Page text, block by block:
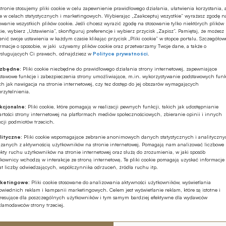
stosujemy pliki cookie w celu zapewnienie prawidłowego działania, ułatwienia korzystania, a
w celach statystycznych i marketingowych. Wybierając „Zaakceptuj wszystkie” wyrażasz zgodę
wszystkich plików cookie. Jeśli chcesz wyrazić zgodę na stosowanie tylko niektórych plików
wybierz „Ustawienia”, skonfiguruj preferencje i wybierz przycisk „Zapisz”. Pamiętaj, że możesz
swoje ustawienia w każdym czasie klikając przycisk „Pliki cookie” w stopce portalu.
o sposobie, w jaki używamy plików cookie oraz przetwarzamy Twoje dane, a także o
Ci prawach, odnajdziesz wPolityce prywatności
Pliki cookie niezbędne do prawidłowego działania strony internetowej, zapewniające
funkcje i zabezpieczenia strony umożliwiające, m.in. wykorzystywanie podstawowych
jak nawigacja na stronie internetowej, czy tez dostęp do jej obszarów wymagających
Pliki cookie, które pomagają w realizacji pewnych funkcji, takich jak udostępnianie
strony internetowej na platformach mediów społecznościowych, zbieranie opinii i innych
podmiotów trzecich.
Pliki cookie wspomagające zebranie anonimowych danych statystycznych i
z aktywnością użytkowników na stronie internetowej. Pomagają nam analizować liczbowe
ruchu użytkowników na stronie internetowej oraz służą do zrozumienia, w jaki sposób
wchodzą w interakcje ze stroną internetową. Te pliki cookie pomagają uzyskać informacje
liczby odwiedzających, współczynnika odrzuceń, źródła ruchu itp.
Pliki cookie stosowane do analizowania aktywności użytkowników, wyświetlania
reklam i kampanii marketingowych. Celem jest wyświetlanie reklam, które są istotne i
dla poszczególnych użytkowników i tym samym bardziej efektywne dla wydawców
strony trzeciej.
Finansowy BANK i Portal Finansowy BANK.pl
partnerami medialnymi Konferencji.
nadzorcza BNP Paribas Bank Polska podjęła
w sprawie ustalenia liczby członków zarządu
nowej kadencji na osiem osób i powołała zarząd
nową 3-letnią kadencję w dotychczasowym składzie,
bank. Przemysław Gdański został ponownie
powołany na prezesa zarządu.
rynku finansowego 10.05.2023 09:42
Paribas BP: zysk netto w I kw. 2023
wyniósł 488 mln zł, wzrost 76 proc.
Zysk netto grupy BNP Paribas Bank Polska w I kwartale
roku wzrósł do 488 mln zł z 277,7 mln zł rok
– poinformował bank w raporcie. Zysk banku
o 37 proc. wyższy od oczekiwań rynku, który
rynku finansowego 17.03.2023 11:22
Bankowe: potrzebne stabilne